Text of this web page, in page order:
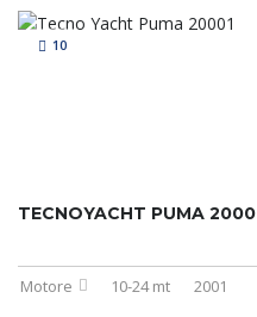
10
TECNOYACHT PUMA 2000
Motore 10-24 mt 2001